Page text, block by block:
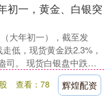
初一，黄金、白银突
大年初一），截至发
低，现货黄金跌2.3%，
司。 现货白银盘中跌破
跌超4%，报73.4....
查看：78 辉煌配资